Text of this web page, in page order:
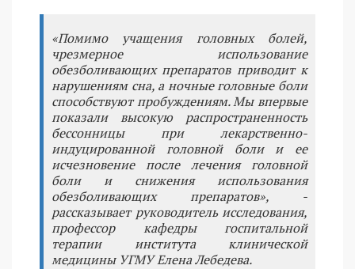
«Помимо учащения головных болей,
чрезмерное использование
обезболивающих препаратов приводит к
нарушениям сна, а ночные головные боли
способствуют пробуждениям. Мы впервые
показали высокую распространенность
бессонницы при лекарственно-
индуцированной головной боли и ее
исчезновение после лечения головной
боли и снижения использования
обезболивающих препаратов», -
рассказывает руководитель исследования,
профессор кафедры госпитальной
терапии института клинической
медицины УГМУ Елена Лебедева.